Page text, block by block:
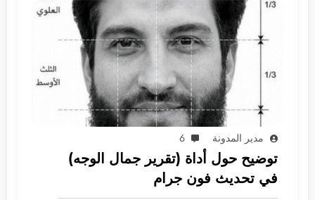
مدير المدونة 6
توضيح حول أداة (تقرير جمال الوجه)
في تحديث فون جرام